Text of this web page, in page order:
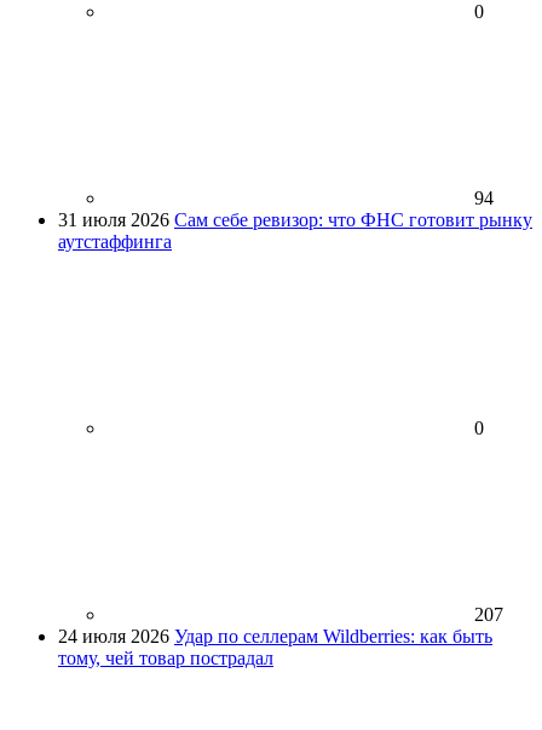
0
94
31 июля 2026 Сам себе ревизор: что ФНС готовит рынку
аутстаффинга
0
207
24 июля 2026 Удар по селлерам Wildberries: как быть
тому, чей товар пострадал